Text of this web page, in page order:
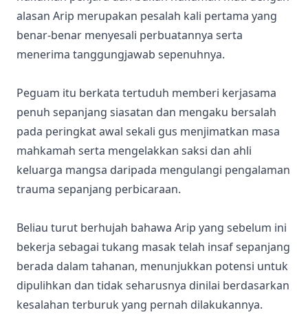
alasan Arip merupakan pesalah kali pertama yang
benar-benar menyesali perbuatannya serta
menerima tanggungjawab sepenuhnya.
Peguam itu berkata tertuduh memberi kerjasama
penuh sepanjang siasatan dan mengaku bersalah
pada peringkat awal sekali gus menjimatkan masa
mahkamah serta mengelakkan saksi dan ahli
keluarga mangsa daripada mengulangi pengalaman
trauma sepanjang perbicaraan.
Beliau turut berhujah bahawa Arip yang sebelum ini
bekerja sebagai tukang masak telah insaf sepanjang
berada dalam tahanan, menunjukkan potensi untuk
dipulihkan dan tidak seharusnya dinilai berdasarkan
kesalahan terburuk yang pernah dilakukannya.